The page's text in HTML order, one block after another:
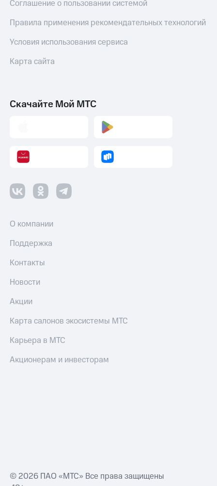
Соглашение о пользовании системой
Правила применения рекомендательных технологий
Условия использования сервиса
Карта сайта
Скачайте Мой МТС
О компании
Поддержка
Контакты
Новости
Акции
Карта салонов экосистемы МТС
Карьера в МТС
Акционерам и инвесторам
© 2026 ПАО «МТС» Все права защищены